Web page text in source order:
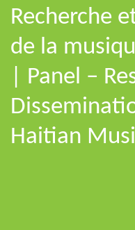
Recherche
de la
| Panel –
Haitian